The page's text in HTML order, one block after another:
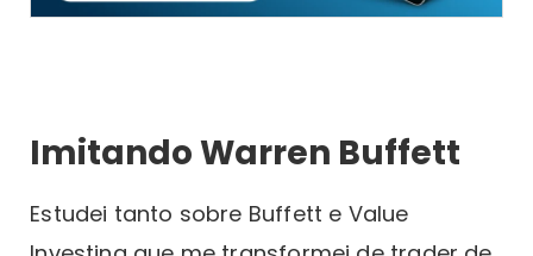
Imitando Warren Buffett
Estudei tanto sobre Buffett e Value